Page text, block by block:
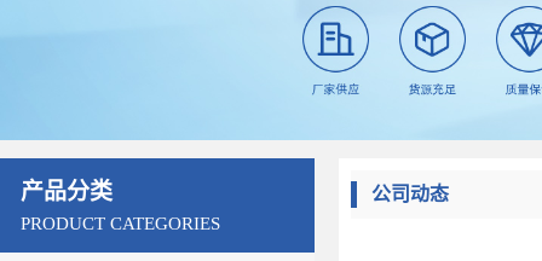
产品分类
PRODUCT CATEGORIES
公司动态